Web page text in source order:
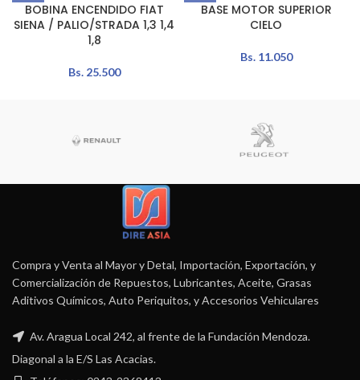
BOBINA ENCENDIDO FIAT
SIENA / PALIO/STRADA 1,3 1,4
1,8
Bs.25.500
BASE MOTOR SUPERIOR
CIELO
Bs.11.050
Compra y Venta al Mayor y Detal, Importación, Exportación, y
Comercialización de Repuestos, Lubricantes, Aceite, Grasas
Aditivos Químicos, Auto Periquitos, y Accesorios Vehiculares
Av. Aragua Local 242, al frente de la Fundación Mendoza.
Diagonal a la E/S Las Acacias.